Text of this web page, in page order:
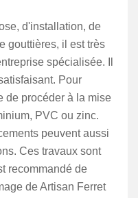
d'installation, de
gouttières, il est très
spécialisée. Il
Pour
de procéder à la mise
PVC ou zinc.
peuvent aussi
Ces travaux sont
recommandé de
de Artisan Ferret